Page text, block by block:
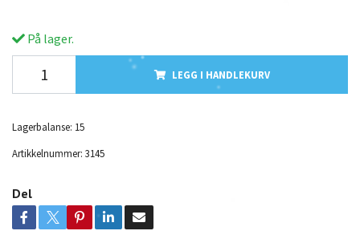
På lager.
LEGG I HANDLEKURV
Lagerbalanse: 15
Artikkelnummer: 3145
Del